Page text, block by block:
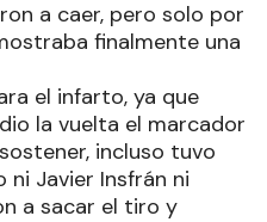
a caer, pero solo por
finalmente una
el infarto, ya que
la vuelta el marcador
incluso tuvo
ni Javier Insfrán ni
a sacar el tiro y